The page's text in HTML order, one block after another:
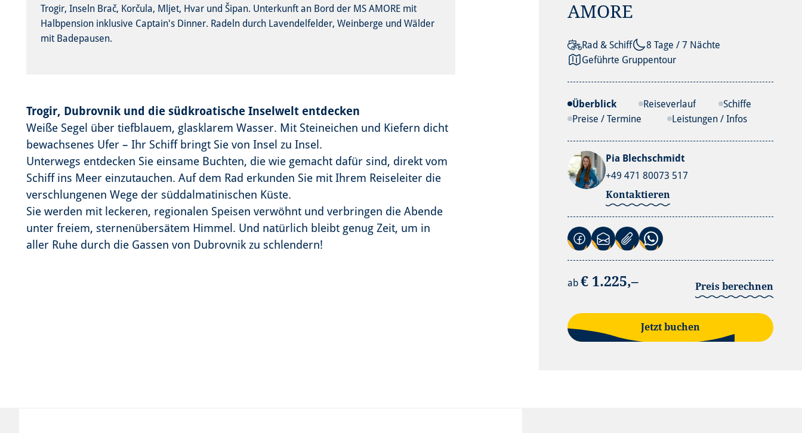
Trogir, Inseln Brač, Korčula, Mljet, Hvar und Šipan. Unterkunft an Bord der MS AMORE mit
Halbpension inklusive Captain's Dinner. Radeln durch Lavendelfelder, Weinberge und Wälder
mit Badepausen.
Trogir, Dubrovnik und die südkroatische Inselwelt entdecken
Weiße Segel über tiefblauem, glasklarem Wasser. Mit Steineichen und Kiefern dicht
bewachsenes Ufer – Ihr Schiff bringt Sie von Insel zu Insel.
Unterwegs entdecken Sie einsame Buchten, die wie gemacht dafür sind, direkt vom
Schiff ins Meer einzutauchen. Auf dem Rad erkunden Sie mit Ihrem Reiseleiter die
verschlungenen Wege der süddalmatinischen Küste.
Sie werden mit leckeren, regionalen Speisen verwöhnt und verbringen die Abende
unter freiem, sternenübersätem Himmel. Und natürlich bleibt genug Zeit, um in
aller Ruhe durch die Gassen von Dubrovnik zu schlendern!
AMORE
Rad & Schiff
8 Tage / 7 Nächte
Geführte Gruppentour
Überblick Reiseverlauf
Schiffe
Preise / Termine
Leistungen / Infos
Pia Blechschmidt
+49 471 80073 517
Kontaktieren
(Link öffnet in neuem Tab)
(Link öffnet in neuem Tab)
(Link öffnet in neuem Tab)
ab € 1.225,– Preis berechnen
Jetzt buchen